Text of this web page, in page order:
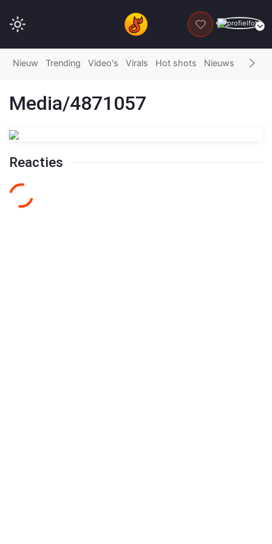
DONEER
Nieuw Trending Video's Virals Hot shots Nieuws Fails
Media/4871057
Reacties